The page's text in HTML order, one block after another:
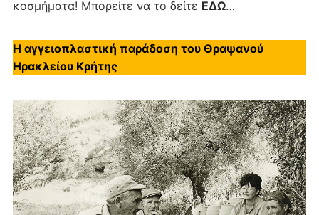
κοσμήματα! Μπορείτε να το δείτε ΕΔΩ…
Η αγγειοπλαστική παράδοση του Θραψανού
Ηρακλείου Κρήτης